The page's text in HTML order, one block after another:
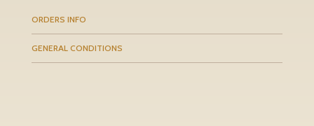
ORDERS INFO
GENERAL CONDITIONS